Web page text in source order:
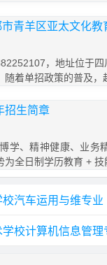
青羊区亚太文化教
，地址位于四
着单招政策的普及，
招生简章
学、精神健康、业务
为全日制学历教育 + 技
汽车运用与维专业
校计算机信息管